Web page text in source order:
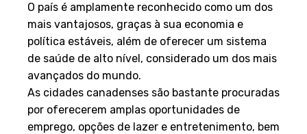
O país é amplamente reconhecido como um dos
mais vantajosos, graças à sua economia e
política estáveis, além de oferecer um sistema
de saúde de alto nível, considerado um dos mais
avançados do mundo.
As cidades canadenses são bastante procuradas
por oferecerem amplas oportunidades de
emprego, opções de lazer e entretenimento, bem